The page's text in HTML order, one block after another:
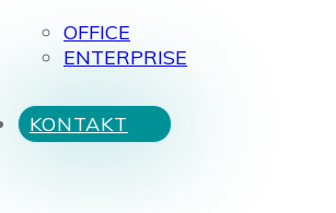
OFFICE
ENTERPRISE
KONTAKT